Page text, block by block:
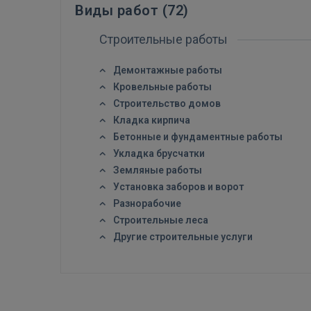
Виды работ (72)
Строительные работы
Демонтажные работы
Кровельные работы
Строительство домов
Кладка кирпича
Бетонные и фундаментные работы
Укладка брусчатки
Земляные работы
Установка заборов и ворот
Разнорабочие
Строительные леса
Другие строительные услуги